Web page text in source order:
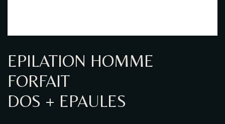
EPILATION HOMME
FORFAIT
DOS + EPAULES